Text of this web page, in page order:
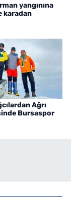
yangınına
karadan
Ağrı
Bursaspor